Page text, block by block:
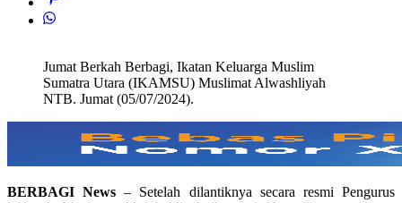
Jumat Berkah Berbagi, Ikatan Keluarga Muslim
Sumatra Utara (IKAMSU) Muslimat Alwashliyah
NTB. Jumat (05/07/2024).
BERBAGI News – Setelah dilantiknya secara resmi Pengurus